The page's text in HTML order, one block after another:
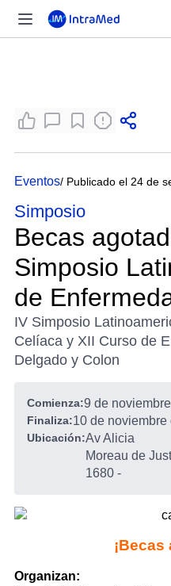
Eventos/ Publicado el 24 de
Simposio
Becas
Simposio
de
IV Simposio
Celíaca y XII Curso de
Delgado y Colon
Comienza:9 de
Finaliza:10 de noviembre
Ubicación:Av Alicia
Moreau de
1680 -
Organizan: